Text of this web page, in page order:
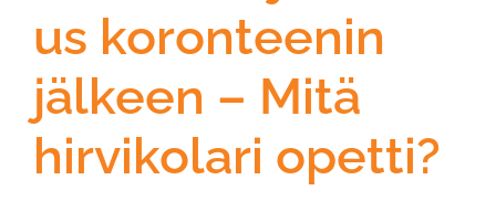
us koronteenin
jälkeen – Mitä
hirvikolari opetti?